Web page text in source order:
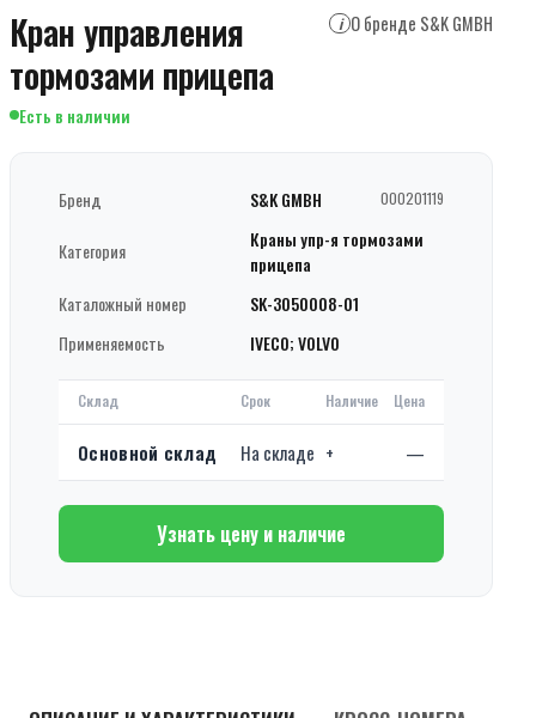
Кран управления
тормозами прицепа
i О бренде S&K GMBH
Есть в наличии
Бренд S&K GMBH 000201119
Категория
Краны упр-я тормозами
прицепа
Каталожный номер
SK-3050008-01
Применяемость
IVECO; VOLVO
Склад Срок Наличие Цена
Основной склад На складе + —
Узнать цену и наличие